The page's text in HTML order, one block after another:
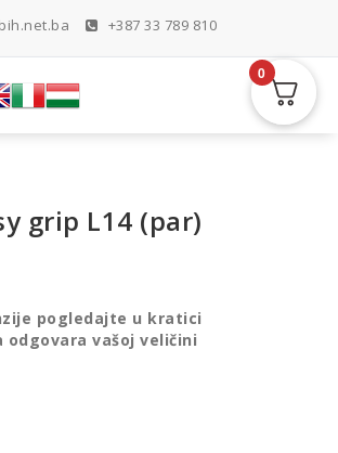
+387 33 789 810
grip L14 (par)
pogledajte u kratici
odgovara vašoj veličini
0